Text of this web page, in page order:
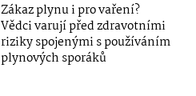
Zákaz plynu i pro vaření?
Vědci varují před zdravotními
riziky spojenými s používáním
plynových sporáků